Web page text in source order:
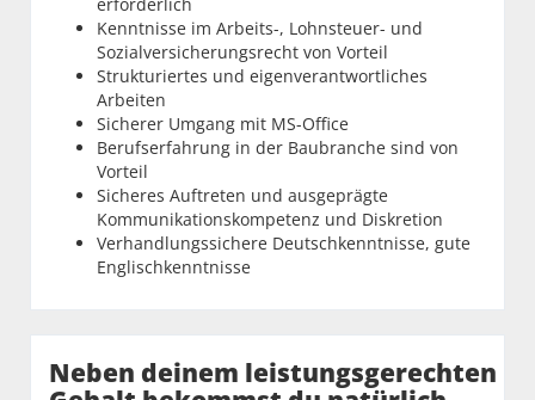
Kenntnisse im Arbeits-, Lohnsteuer- und
Sozialversicherungsrecht von Vorteil
Strukturiertes und eigenverantwortliches
Arbeiten
Sicherer Umgang mit MS-Office
Berufserfahrung in der Baubranche sind von
Vorteil
Sicheres Auftreten und ausgeprägte
Kommunikationskompetenz und Diskretion
Verhandlungssichere Deutschkenntnisse, gute
Englischkenntnisse
Neben deinem leistungsgerechten